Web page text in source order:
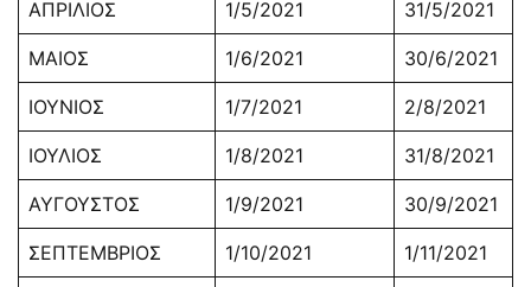
ΑΠΡΙΛΙΟΣ 1/5/2021 31/5/2021
ΜΑΙΟΣ 1/6/2021 30/6/2021
ΙΟΥΝΙΟΣ 1/7/2021 2/8/2021
ΙΟΥΛΙΟΣ 1/8/2021 31/8/2021
ΑΥΓΟΥΣΤΟΣ 1/9/2021 30/9/2021
ΣΕΠΤΕΜΒΡΙΟΣ 1/10/2021 1/11/2021